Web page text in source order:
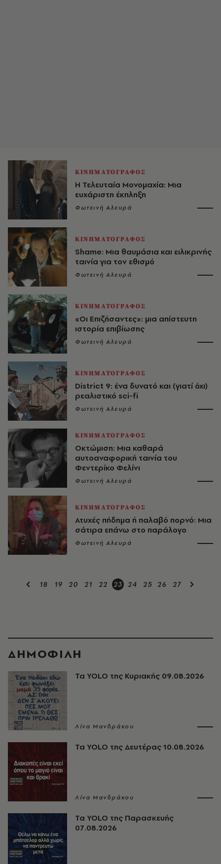
ΚΙΝΗΜΑΤΟΓΡΑΦΟΣ
Η Τελευταία Μονομαχία: Μια
ευχάριστη έκπληξη
Φωτεινή Αλευρά
ΚΙΝΗΜΑΤΟΓΡΑΦΟΣ
Shame: Μια θαυμάσια και ειλικρινής
ταινία για τον εθισμό
Φωτεινή Αλευρά
ΚΙΝΗΜΑΤΟΓΡΑΦΟΣ
«Οι Επιζήσαντες»: μια απίστευτη
ιστορία επιβίωσης
Φωτεινή Αλευρά
ΚΙΝΗΜΑΤΟΓΡΑΦΟΣ
District 9: ένα δυνατό και (γιατί όχι)
ρεαλιστικό sci-fi
Φωτεινή Αλευρά
ΚΙΝΗΜΑΤΟΓΡΑΦΟΣ
Οκτώμιση: Μια καθαρά
αυτοαναφορική ταινία του
Φεντερίκο Φελίνι
Φωτεινή Αλευρά
ΚΙΝΗΜΑΤΟΓΡΑΦΟΣ
Ατυχές πήδημα ή παλαβό πορνό: Μια
σάτιρα επάνω στο παράλογο
Φωτεινή Αλευρά
18 19 20 21 22 23 24 25 26 27
ΔΗΜΟΦΙΛΗ
Τα YOLO της Κυριακής 09.08.2026
Λίνα Μανδράκου
Τα YOLO της Δευτέρας 10.08.2026
Λίνα Μανδράκου
Τα YOLO της Παρασκευής
07.08.2026